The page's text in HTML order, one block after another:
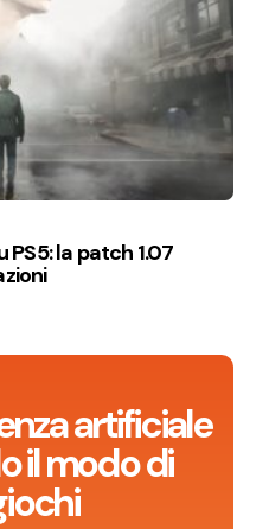
artificiale
il modo di
PS5: la patch 1.07